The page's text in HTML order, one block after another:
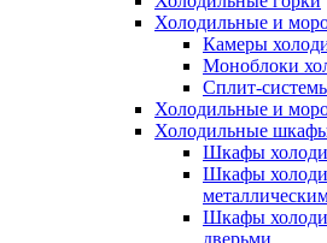
Холодильные и
Камеры
Моноблоки
Сплит-
Холодильные и
Холодильные
Шкафы
Шкафы
Шкафы
дверьми